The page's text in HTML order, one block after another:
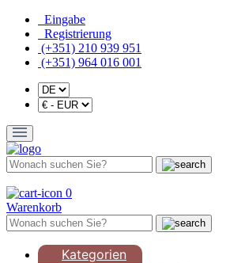
Eingabe
Registrierung
(+351) 210 939 951
(+351) 964 016 001
0
Warenkorb
Kategorien